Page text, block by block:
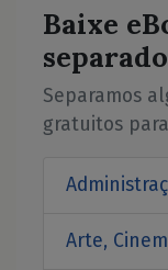
Baixe
Separamos
gratuitos
Arte,